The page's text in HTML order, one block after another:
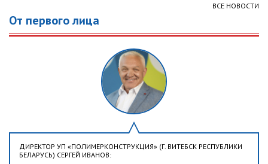
ВСЕ НОВОСТИ
От первого лица
ДИРЕКТОР УП «ПОЛИМЕРКОНСТРУКЦИЯ» (Г. ВИТЕБСК РЕСПУБЛИКИ
БЕЛАРУСЬ) СЕРГЕЙ ИВАНОВ: